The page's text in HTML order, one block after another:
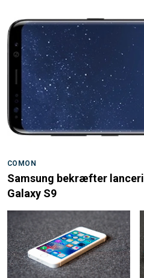
COMON
Samsung bekræfter
Galaxy S9